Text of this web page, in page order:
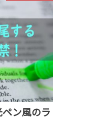
ン風のラ